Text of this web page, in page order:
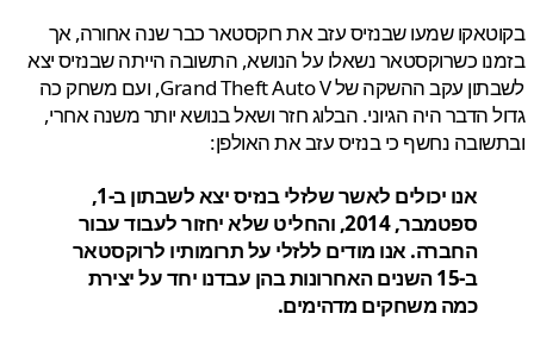
שמעו שבנזיס עזב את רוקסטאר כבר שנה אחורה, אך
כשרוקסטאר נשאלו על הנושא, התשובה הייתה שבנזיס יצא
לשבתון עקב ההשקה של Grand Theft Auto V, ועם משחק כה
הדבר היה הגיוני. הבלוג חזר ושאל בנושא יותר משנה אחרי,
נחשף כי בנזיס עזב את האולפן:
אנו יכולים לאשר שלזלי בנזיס יצא לשבתון ב-1,
ספטמבר, 2014, והחליט שלא יחזור לעבוד עבור
החברה. אנו מודים ללזלי על תרומותיו לרוקסטאר
ב-15 השנים האחרונות בהן עבדנו יחד על יצירת
כמה משחקים מדהימים.